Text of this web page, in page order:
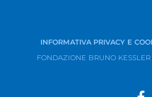
INFORMATIVA PRIVACY E
FONDAZIONE BRUNO